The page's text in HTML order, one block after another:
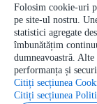
Categoriile
Categorii de
Contactele
Folosim cookie-uri
pe site-ul nostru.
statistici agregate
îmbunătățim
dumneavoastră.
performanța și
Citiți secțiunea
Citiți secțiunea